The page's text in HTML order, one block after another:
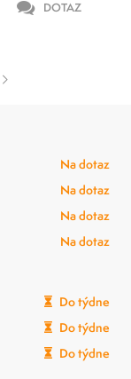
DOTAZ
Na dotaz
Na dotaz
Na dotaz
Na dotaz
Do týdne
Do týdne
Do týdne